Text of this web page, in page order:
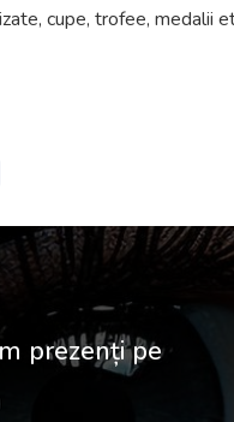
cupe, trofee, medalii
prezenți pe